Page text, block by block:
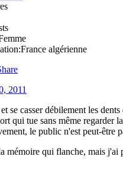
France algérienne
2011
se casser débilement les
qui tue sans même regarder
le public n'est peut-être
mémoire qui flanche, mais j'ai